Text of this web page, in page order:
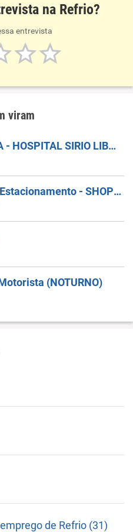
na Refrio?
entrevista
viram
MANOBRISTA - HOSPITAL SIRIO LIBANES
Operador De Estacionamento - SHOP SWISS PARK MALL
(NOTURNO)
de Refrio (31)